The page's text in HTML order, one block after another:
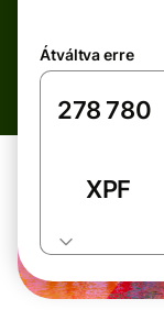
Átváltva erre
XPF